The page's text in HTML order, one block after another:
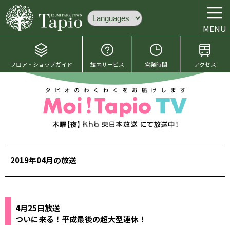
MENU
フロア・ショップガイド 館内サービス 営業時間 アクセス
2019年04月の放送
4月25日放送
ついに来る！平成最後の超大型連休！